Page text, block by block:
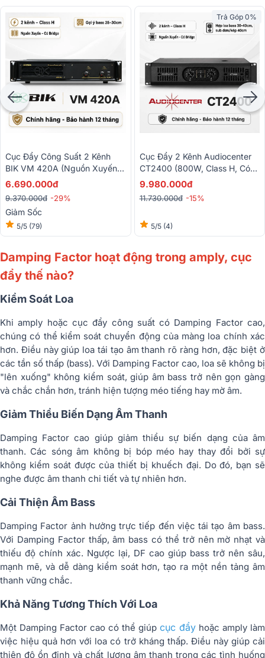
Cục Đẩy Công Suất 2 Kênh
BIK VM 420A (Nguồn Xuyến,
Class H, 400W)
6.690.000đ
9.370.000đ -29%
Giảm Sốc
5/5 (79)
Trả Góp 0%
Cục Đẩy 2 Kênh Audiocenter
CT2400 (800W, Class H, Có
Bridge)
9.980.000đ
11.730.000đ -15%
5/5 (4)
Damping Factor hoạt động trong amply, cục
đẩy thế nào?
Kiểm Soát Loa
Khi amply hoặc cục đẩy công suất có Damping Factor cao,
chúng có thể kiểm soát chuyển động của màng loa chính xác
hơn. Điều này giúp loa tái tạo âm thanh rõ ràng hơn, đặc biệt ở
các tần số thấp (bass). Với Damping Factor cao, loa sẽ không bị
"lên xuống" không kiểm soát, giúp âm bass trở nên gọn gàng
và chắc chắn hơn, tránh hiện tượng méo tiếng hay mờ âm.
Giảm Thiểu Biến Dạng Âm Thanh
Damping Factor cao giúp giảm thiểu sự biến dạng của âm
thanh. Các sóng âm không bị bóp méo hay thay đổi bởi sự
không kiểm soát được của thiết bị khuếch đại. Do đó, bạn sẽ
nghe được âm thanh chi tiết và tự nhiên hơn.
Cải Thiện Âm Bass
Damping Factor ảnh hưởng trực tiếp đến việc tái tạo âm bass.
Với Damping Factor thấp, âm bass có thể trở nên mờ nhạt và
thiếu độ chính xác. Ngược lại, DF cao giúp bass trở nên sâu,
mạnh mẽ, và dễ dàng kiểm soát hơn, tạo ra một nền tảng âm
thanh vững chắc.
Khả Năng Tương Thích Với Loa
Một Damping Factor cao có thể giúp cục đẩy hoặc amply làm
việc hiệu quả hơn với loa có trở kháng thấp. Điều này giúp cải
thiện độ ổn định và chất lượng âm thanh trong các tình huống